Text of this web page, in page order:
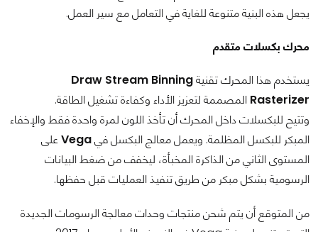
يجعل هذه البنية متنوعة للغاية في التعامل مع سير العمل.
محرك بكسلات متقدم
يستخدم هذا المحرك تقنيةDraw Stream Binning
Rasterizer المصممة لتعزيز الأداء وكفاءة تشغيل الطاقة.
وتتيح للبكسلات داخل المحرك أن تأخذ اللون لمرة واحدة فقط والإخفاء
المبكر للبكسل المظلمة. ويعمل معالج البكسل فيVegaعلى
المستوى الثاني من الذاكرة المخبأة، ليخفف من ضغط البيانات
الرسومية بشكل مبكر من طريق تنفيذ العمليات قبل حفظها.
من المتوقع أن يتم شحن منتجات وحدات معالجة الرسومات الجديدة